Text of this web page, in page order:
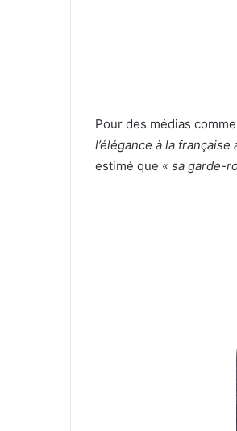
Pour des médias comme
l’élégance à la française
estimé que « sa garde-